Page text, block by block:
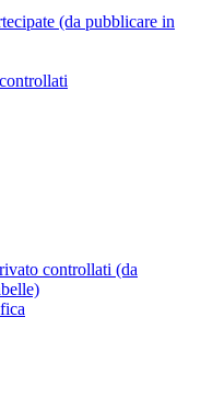
(da pubblicare in
controllati (da